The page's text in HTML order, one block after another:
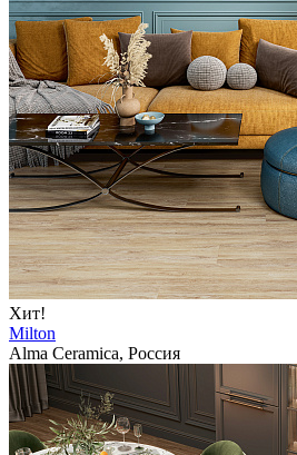
Хит!
Milton
Alma Ceramica, Россия